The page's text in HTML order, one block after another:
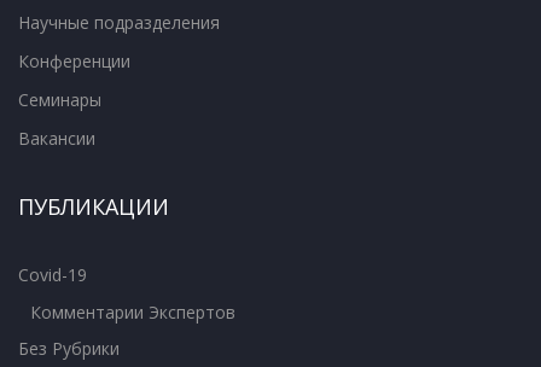
Научные подразделения
Конференции
Семинары
Вакансии
ПУБЛИКАЦИИ
Covid-19
Комментарии Экспертов
Без Рубрики